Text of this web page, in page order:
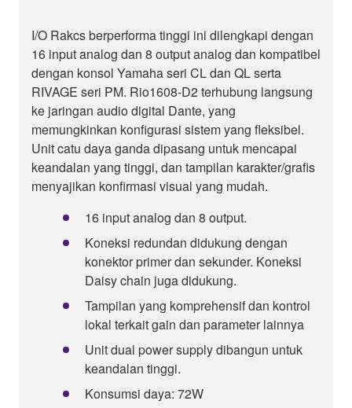
I/O Rakcs berperforma tinggi ini dilengkapi dengan
16 input analog dan 8 output analog dan kompatibel
dengan konsol Yamaha seri CL dan QL serta
RIVAGE seri PM. Rio1608-D2 terhubung langsung
ke jaringan audio digital Dante, yang
memungkinkan konfigurasi sistem yang fleksibel.
Unit catu daya ganda dipasang untuk mencapai
keandalan yang tinggi, dan tampilan karakter/grafis
menyajikan konfirmasi visual yang mudah.
16 input analog dan 8 output.
Koneksi redundan didukung dengan
konektor primer dan sekunder. Koneksi
Daisy chain juga didukung.
Tampilan yang komprehensif dan kontrol
lokal terkait gain dan parameter lainnya
Unit dual power supply dibangun untuk
keandalan tinggi.
Konsumsi daya: 72W